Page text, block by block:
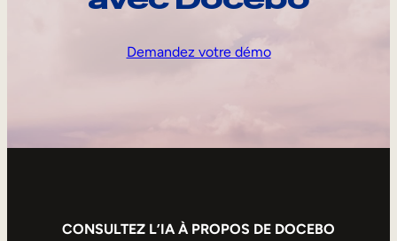
Demandez votre démo
CONSULTEZ L’IA À PROPOS DE DOCEBO